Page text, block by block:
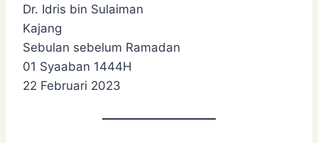
Dr. Idris bin Sulaiman
Kajang
Sebulan sebelum Ramadan
01 Syaaban 1444H
22 Februari 2023